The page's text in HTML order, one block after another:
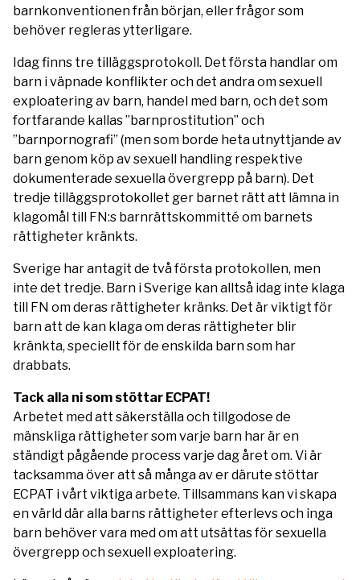
barnkonventionen från början, eller frågor som
behöver regleras ytterligare.
Idag finns tre tilläggsprotokoll. Det första handlar om
barn i väpnade konflikter och det andra om sexuell
exploatering av barn, handel med barn, och det som
fortfarande kallas ”barnprostitution” och
”barnpornografi” (men som borde heta utnyttjande av
barn genom köp av sexuell handling respektive
dokumenterade sexuella övergrepp på barn). Det
tredje tilläggsprotokollet ger barnet rätt att lämna in
klagomål till FN:s barnrättskommitté om barnets
rättigheter kränkts.
Sverige har antagit de två första protokollen, men
inte det tredje. Barn i Sverige kan alltså idag inte klaga
till FN om deras rättigheter kränks. Det är viktigt för
barn att de kan klaga om deras rättigheter blir
kränkta, speciellt för de enskilda barn som har
drabbats.
Tack alla ni som stöttar ECPAT!
Arbetet med att säkerställa och tillgodose de
mänskliga rättigheter som varje barn har är en
ständigt pågående process varje dag året om. Vi är
tacksamma över att så många av er därute stöttar
ECPAT i vårt viktiga arbete. Tillsammans kan vi skapa
en värld där alla barns rättigheter efterlevs och inga
barn behöver vara med om att utsättas för sexuella
övergrepp och sexuell exploatering.